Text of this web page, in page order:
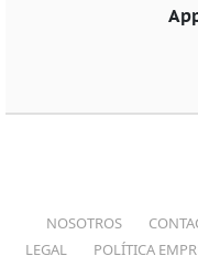
NOSOTROS
LEGAL
POLÍTICA